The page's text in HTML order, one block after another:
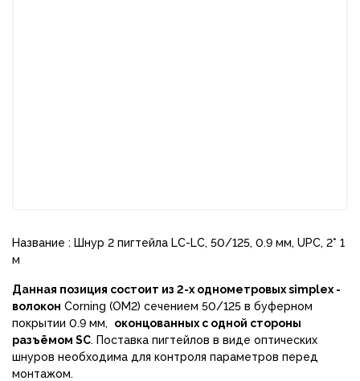
Название : Шнур 2 пигтейла LC-LC, 50/125, 0.9 мм, UPC, 2* 1
м
Данная позиция состоит из 2-х однометровых simplex -
волокон Corning (OM2) сечением 50/125 в буферном
покрытии 0.9 мм, оконцованных с одной стороны
разъёмом SC. Поставка пигтейлов в виде оптических
шнуров необходима для контроля параметров перед
монтажом.